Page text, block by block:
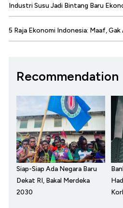
Industri Susu Jadi Bintang Baru
5 Raja Ekonomi Indonesia: Maaf, Gak
Recommendation
Siap-Siap Ada Negara Baru
Dekat RI, Bakal Merdeka
2030